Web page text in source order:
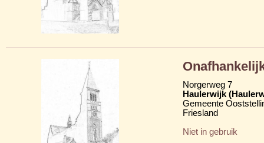
Norgerweg 7
Haulerwijk
Gemeente
Friesland
Niet in gebruik